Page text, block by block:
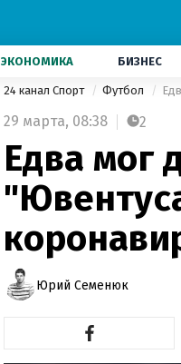
ЭКОНОМИКА БИЗНЕС
24 канал Спорт Футбол
29 марта, 08:38 2
Едва мог
Юрий Семенюк